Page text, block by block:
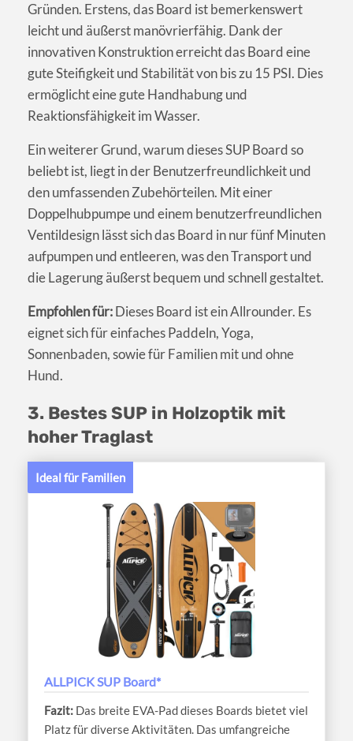
Gründen. Erstens, das Board ist bemerkenswert
leicht und äußerst manövrierfähig. Dank der
innovativen Konstruktion erreicht das Board eine
gute Steifigkeit und Stabilität von bis zu 15 PSI. Dies
ermöglicht eine gute Handhabung und
Reaktionsfähigkeit im Wasser.
Ein weiterer Grund, warum dieses SUP Board so
beliebt ist, liegt in der Benutzerfreundlichkeit und
den umfassenden Zubehörteilen. Mit einer
Doppelhubpumpe und einem benutzerfreundlichen
Ventildesign lässt sich das Board in nur fünf Minuten
aufpumpen und entleeren, was den Transport und
die Lagerung äußerst bequem und schnell gestaltet.
Empfohlen für:Dieses Board ist ein Allrounder. Es
eignet sich für einfaches Paddeln, Yoga,
Sonnenbaden, sowie für Familien mit und ohne
Hund.
3. Bestes SUP in Holzoptik mit
hoher Traglast
Ideal für Familien
ALLPICK SUP Board*
Das breite EVA-Pad dieses Boards bietet viel
Platz für diverse Aktivitäten. Das umfangreiche